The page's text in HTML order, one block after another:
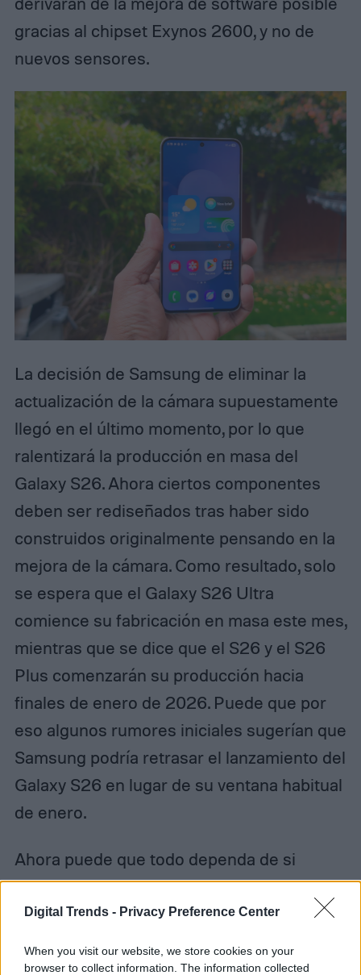
Digital Trends - Privacy Preference Center
When you visit our website, we store cookies on your
browser to collect information. The information collected
gracias al chipset Exynos 2600, y no de
nuevos sensores.
La decisión de Samsung de eliminar la
actualización de la cámara supuestamente
llegó en el último momento, por lo que
ralentizará la producción en masa del
Galaxy S26. Ahora ciertos componentes
deben ser rediseñados tras haber sido
construidos originalmente pensando en la
mejora de la cámara. Como resultado, solo
se espera que el Galaxy S26 Ultra
comience su fabricación en masa este mes,
mientras que se dice que el S26 y el S26
Plus comenzarán su producción hacia
finales de enero de 2026. Puede que por
eso algunos rumores iniciales sugerían que
Samsung podría retrasar el lanzamiento del
Galaxy S26 en lugar de su ventana habitual
de enero.
Ahora puede que todo dependa de si
Samsung puede convencer a los usuarios
de que las mejoras que no pueden ver